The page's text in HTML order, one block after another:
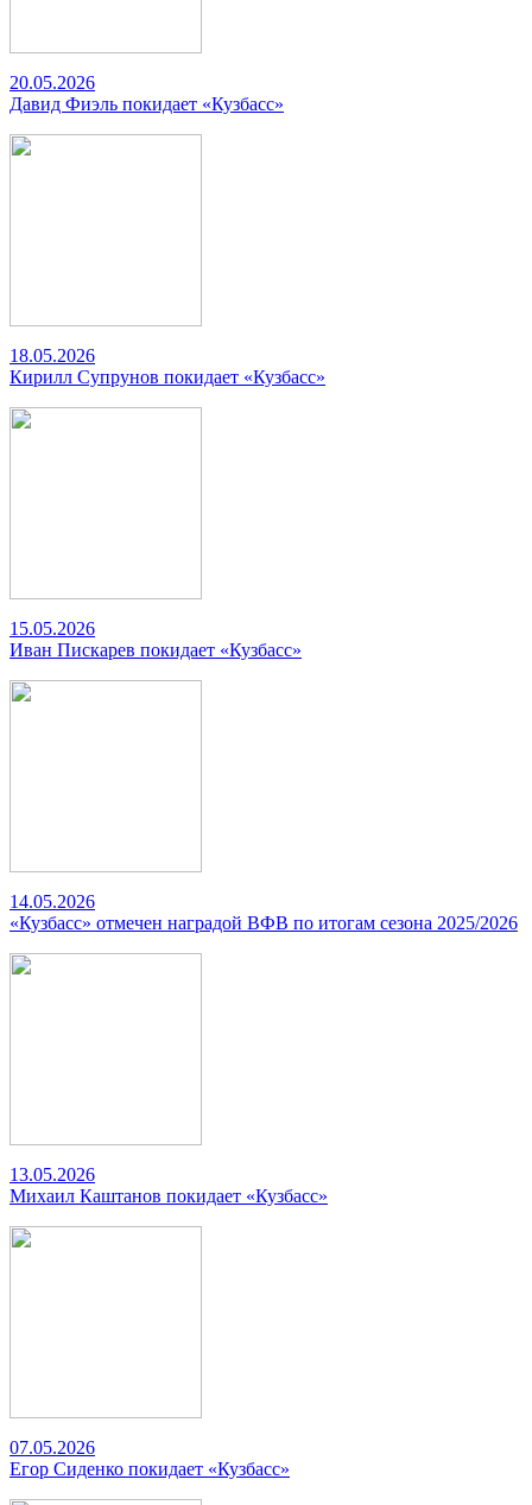
20.05.2026
Давид Фиэль покидает «Кузбасс»
18.05.2026
Кирилл Супрунов покидает «Кузбасс»
15.05.2026
Иван Пискарев покидает «Кузбасс»
14.05.2026
«Кузбасс» отмечен наградой ВФВ по итогам сезона 2025/2026
13.05.2026
Михаил Каштанов покидает «Кузбасс»
07.05.2026
Егор Сиденко покидает «Кузбасс»